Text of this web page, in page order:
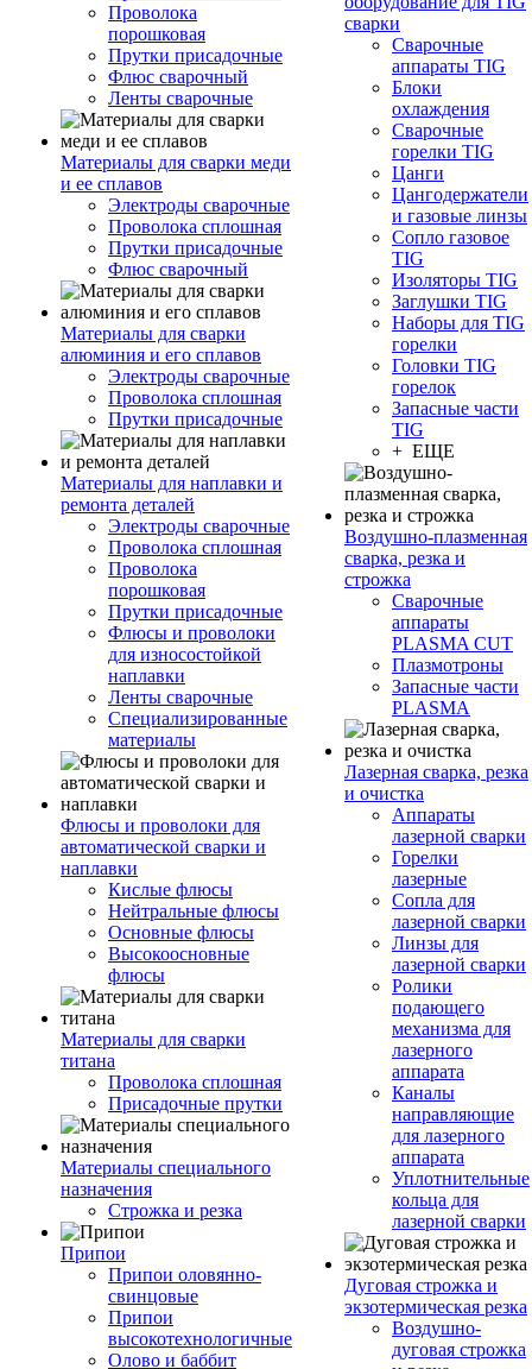
Проволока
порошковая
Прутки присадочные
Флюс сварочный
Ленты сварочные
Материалы для сварки меди
и ее сплавов
Электроды сварочные
Проволока сплошная
Прутки присадочные
Флюс сварочный
Материалы для сварки
алюминия и его сплавов
Электроды сварочные
Проволока сплошная
Прутки присадочные
Материалы для наплавки и
ремонта деталей
Электроды сварочные
Проволока сплошная
Проволока
порошковая
Прутки присадочные
Флюсы и проволоки
для износостойкой
наплавки
Ленты сварочные
Специализированные
материалы
Флюсы и проволоки для
автоматической сварки и
наплавки
Кислые флюсы
Нейтральные флюсы
Основные флюсы
Высокоосновные
флюсы
Материалы для сварки
титана
Проволока сплошная
Присадочные прутки
Материалы специального
назначения
Строжка и резка
Припои
Припои оловянно-
свинцовые
Припои
высокотехнологичные
Олово и баббит
сварки
Сварочные
аппараты TIG
Блоки
охлаждения
Сварочные
горелки TIG
Цанги
Цангодержатели
и газовые линзы
Сопло газовое
TIG
Изоляторы TIG
Заглушки TIG
Наборы для TIG
горелки
Головки TIG
горелок
Запасные части
TIG
+ ЕЩЕ
Воздушно-плазменная
сварка, резка и
строжка
Сварочные
аппараты
PLASMA CUT
Плазмотроны
Запасные части
PLASMA
Лазерная сварка, резка
и очистка
Аппараты
лазерной сварки
Горелки
лазерные
Сопла для
лазерной сварки
Линзы для
лазерной сварки
Ролики
подающего
механизма для
лазерного
аппарата
Каналы
направляющие
для лазерного
аппарата
Уплотнительные
кольца для
лазерной сварки
Дуговая строжка и
экзотермическая резка
Воздушно-
дуговая строжка